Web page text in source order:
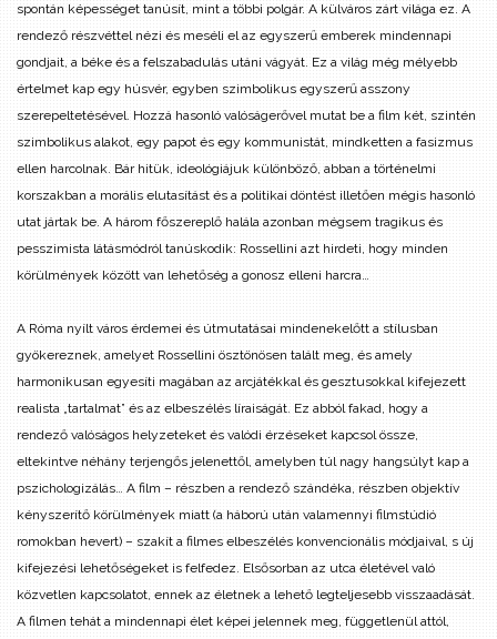
spontán képességet tanúsít, mint a többi polgár. A külváros zárt világa ez. A
rendező részvéttel nézi és meséli el az egyszerű emberek mindennapi
gondjait, a béke és a felszabadulás utáni vágyát. Ez a világ még mélyebb
értelmet kap egy húsvér, egyben szimbolikus egyszerű asszony
szerepeltetésével. Hozzá hasonló valóságerővel mutat be a film két, szintén
szimbolikus alakot, egy papot és egy kommunistát, mindketten a fasizmus
ellen harcolnak. Bár hitük, ideológiájuk különböző, abban a történelmi
korszakban a morális elutasítást és a politikai döntést illetően mégis hasonló
utat jártak be. A három főszereplő halála azonban mégsem tragikus és
pesszimista látásmódról tanúskodik: Rossellini azt hirdeti, hogy minden
körülmények között van lehetőség a gonosz elleni harcra…
A Róma nyílt város érdemei és útmutatásai mindenekelőtt a stílusban
gyökereznek, amelyet Rossellini ösztönösen talált meg, és amely
harmonikusan egyesíti magában az arcjátékkal és gesztusokkal kifejezett
realista „tartalmat” és az elbeszélés líraiságát. Ez abból fakad, hogy a
rendező valóságos helyzeteket és valódi érzéseket kapcsol össze,
eltekintve néhány terjengős jelenettől, amelyben túl nagy hangsúlyt kap a
pszichologizálás… A film – részben a rendező szándéka, részben objektív
kényszerítő körülmények miatt (a háború után valamennyi filmstúdió
romokban hevert) – szakít a filmes elbeszélés konvencionális módjaival, s új
kifejezési lehetőségeket is felfedez. Elsősorban az utca életével való
közvetlen kapcsolatot, ennek az életnek a lehető legteljesebb visszaadását.
A filmen tehát a mindennapi élet képei jelennek meg, függetlenül attól,